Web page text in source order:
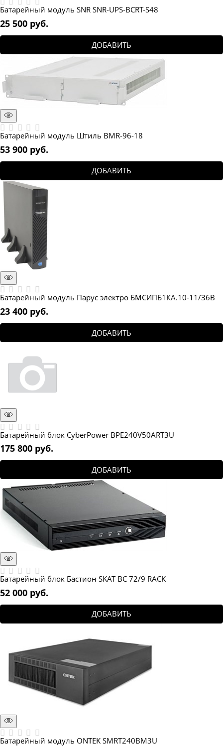
Батарейный модуль SNR SNR-UPS-BCRT-S48
25 500 руб.
ДОБАВИТЬ
Батарейный модуль Штиль BMR-96-18
53 900 руб.
ДОБАВИТЬ
Батарейный модуль Парус электро БМСИПБ1КА.10-11/36В
23 400 руб.
ДОБАВИТЬ
Батарейный блок CyberPower BPE240V50ART3U
175 800 руб.
ДОБАВИТЬ
Батарейный блок Бастион SKAT BC 72/9 RACK
52 000 руб.
ДОБАВИТЬ
Батарейный модуль ONTEK SMRT240BM3U